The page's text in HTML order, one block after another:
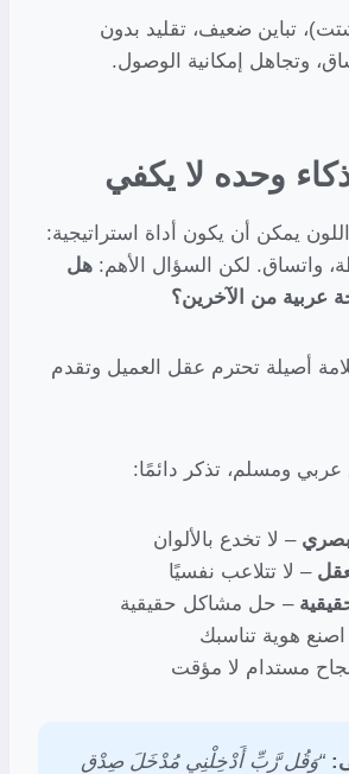
تباين ضعيف، تقليد بدون
وتجاهل إمكانية الوصول.
وحده لا يكفي
يمكن أن يكون أداة استراتيجية:
واتساق. لكن السؤال الأهم: هل
عربية من الآخرين؟
أصيلة تحترم عقل العميل وتقدم
ومسلم، تذكر دائمًا:
– لا تخدع بالألوان
– لا تتلاعب نفسيًا
– حل مشاكل حقيقية
هوية تناسبك
مستدام لا مؤقت
“وَقُل رَّبِّ أَدْخِلْنِي مُدْخَلَ صِدْقٍ